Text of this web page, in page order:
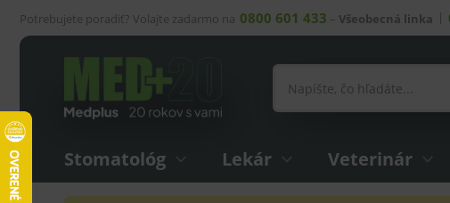
Potrebujete poradiť? Volajte zadarmo na 0800 601 433 – Všeobecná linka
Stomatológ Lekár Veterinár